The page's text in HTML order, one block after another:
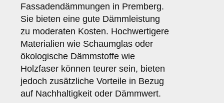
Fassadendämmungen in Premberg.
Sie bieten eine gute Dämmleistung
zu moderaten Kosten. Hochwertigere
Materialien wie Schaumglas oder
ökologische Dämmstoffe wie
Holzfaser können teurer sein, bieten
jedoch zusätzliche Vorteile in Bezug
auf Nachhaltigkeit oder Dämmwert.